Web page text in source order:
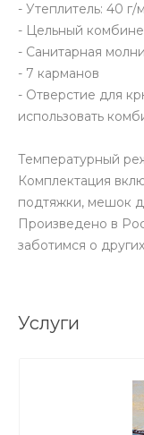
- Утеплитель: 40 г/
- Цельный
- Санитарная
- 7 карманов
- Отверстие для
использовать
Температурный
Комплектация
подтяжки, мешок
Произведено в
заботимся о
Услуги